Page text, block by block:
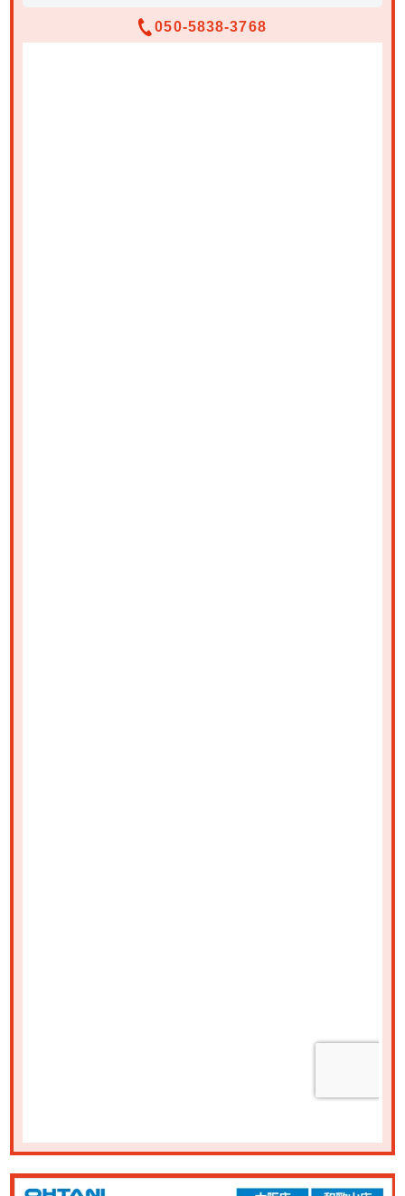
050-5838-3768